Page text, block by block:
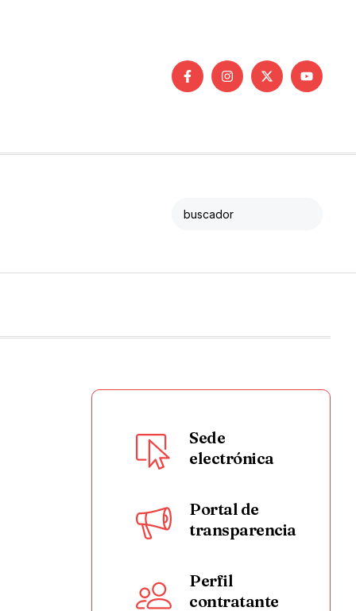
Sede
electrónica
Portal de
transparencia
Perfil
contratante